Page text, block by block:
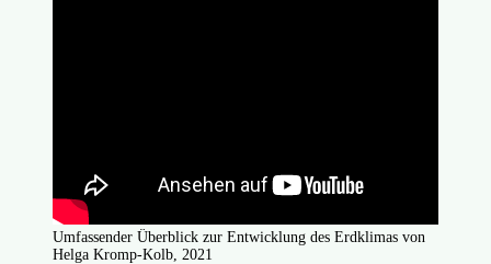
Umfassender Überblick zur Entwicklung des Erdklimas von
Helga Kromp-Kolb, 2021